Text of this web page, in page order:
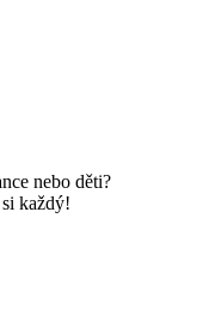
nebo děti?
každý!